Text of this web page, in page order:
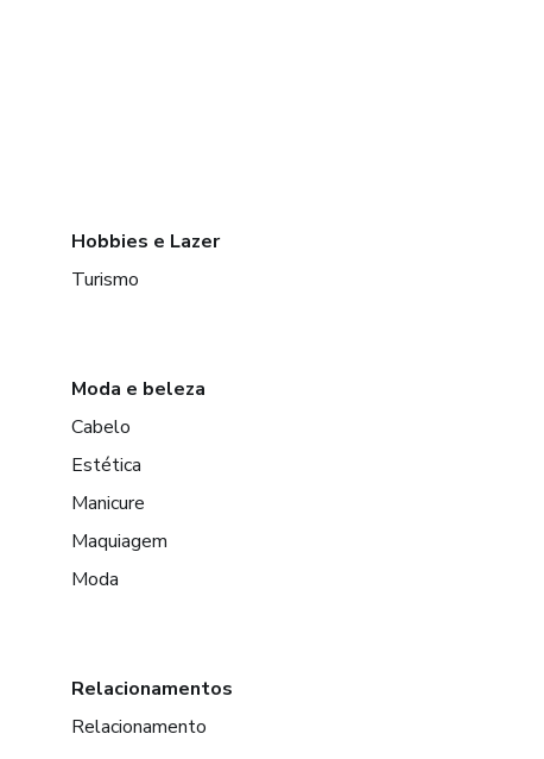
Hobbies e Lazer
Turismo
Moda e beleza
Cabelo
Estética
Manicure
Maquiagem
Moda
Relacionamentos
Relacionamento